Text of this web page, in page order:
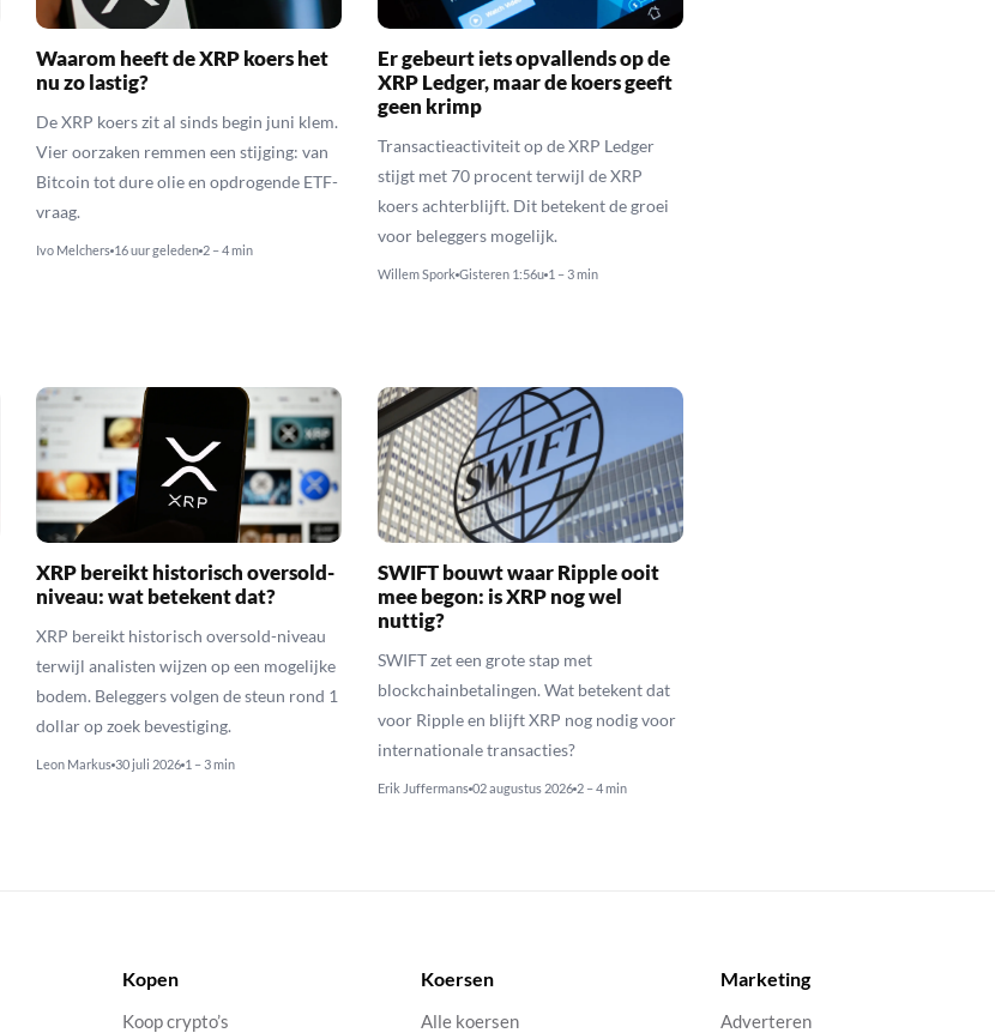
Waarom heeft de XRP koers het
nu zo lastig?
De XRP koers zit al sinds begin juni klem.
Vier oorzaken remmen een stijging: van
Bitcoin tot dure olie en opdrogende ETF-
vraag.
Ivo Melchers 16 uur geleden 2 – 4 min
Er gebeurt iets opvallends op de
XRP Ledger, maar de koers geeft
geen krimp
Transactieactiviteit op de XRP Ledger
stijgt met 70 procent terwijl de XRP
koers achterblijft. Dit betekent de groei
voor beleggers mogelijk.
Willem Spork Gisteren 1:56u 1 – 3 min
XRP bereikt historisch oversold-
niveau: wat betekent dat?
XRP bereikt historisch oversold-niveau
terwijl analisten wijzen op een mogelijke
bodem. Beleggers volgen de steun rond 1
dollar op zoek bevestiging.
Leon Markus 30 juli 2026 1 – 3 min
SWIFT bouwt waar Ripple ooit
mee begon: is XRP nog wel
nuttig?
SWIFT zet een grote stap met
blockchainbetalingen. Wat betekent dat
voor Ripple en blijft XRP nog nodig voor
internationale transacties?
Erik Juffermans 02 augustus 2026 2 – 4 min
Kopen
Koop crypto’s
Koersen
Alle koersen
Marketing
Adverteren